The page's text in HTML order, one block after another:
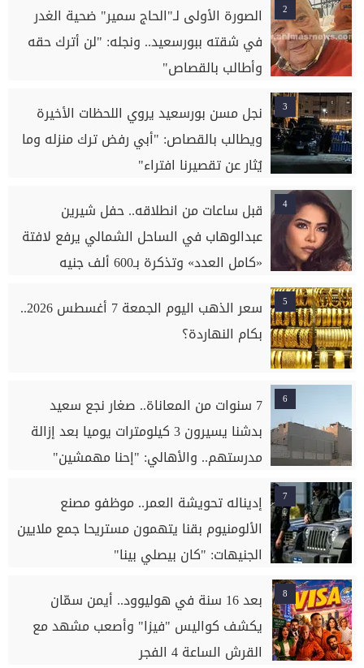
2
الصورة الأولى لـ"الحاج سمير" ضحية الغدر
في شقته ببورسعيد.. ونجله: "لن أترك حقه
وأطالب بالقصاص"
3
نجل مسن بورسعيد يروي اللحظات الأخيرة
ويطالب بالقصاص: "أبي رفض ترك منزله وما
يُثار عن تقصيرنا افتراء"
4
قبل ساعات من انطلاقه.. حفل شيرين
عبدالوهاب في الساحل الشمالي يرفع لافتة
«كامل العدد» وتذكرة بـ600 ألف جنيه
5
سعر الذهب اليوم الجمعة 7 أغسطس 2026..
بكام النهاردة؟
6
7 سنوات من المعاناة.. صغار نجع سعيد
بدشنا يسيرون 3 كيلومترات يوميا بعد إزالة
مدرستهم.. والأهالي: "إحنا مهمشين"
7
إديناله تحويشة العمر.. موظفو مصنع
الألومنيوم بقنا يتهمون مستريحا جمع ملايين
الجنيهات: "كان بيصلي بينا"
8
بعد 16 سنة في هوليوود.. أيمن سمّان
يكشف كواليس "فيزا" وأصعب مشهد مع
القرش الساعة 4 الفجر